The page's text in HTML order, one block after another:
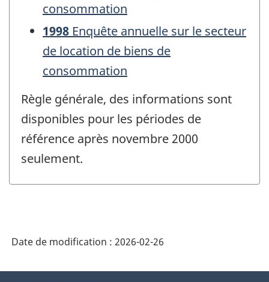
consommation
1998 Enquête annuelle sur le secteur
de location de biens de
consommation
Règle générale, des informations sont
disponibles pour les périodes de
référence après novembre 2000
seulement.
Date de modification : 2026-02-26